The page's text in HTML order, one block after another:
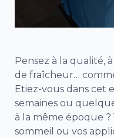
Pensez à la qualité,
de fraîcheur…
Etiez-vous dans cet
semaines ou
à la même époque
sommeil ou vos